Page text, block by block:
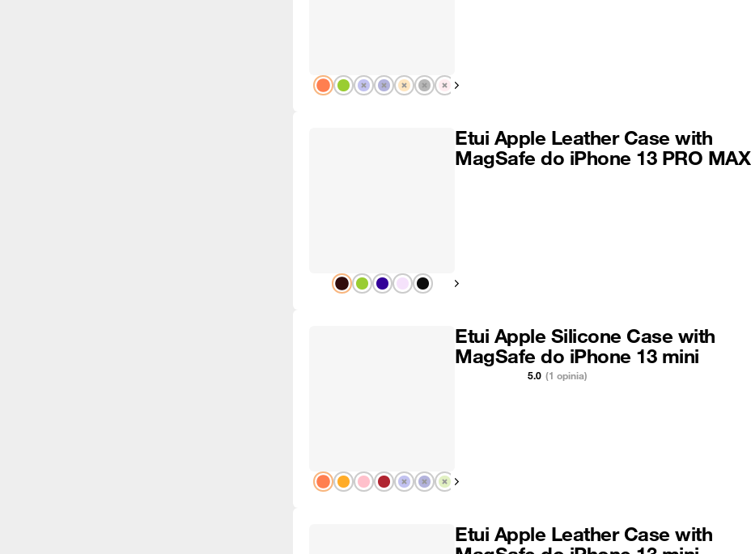
Pokaż następny
Pokaż następny
Etui Apple Leather Case with
MagSafe do iPhone 13 PRO MAX
Pokaż następny
Etui Apple Silicone Case with
MagSafe do iPhone 13 mini
5.0 (1 opinia)
Etui Apple Leather Case with